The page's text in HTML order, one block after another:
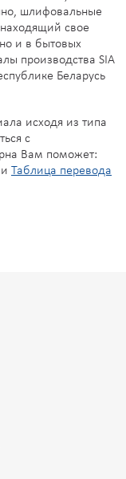
шлифовальные
свое
и в бытовых
производства SIA
Беларусь
исходя из типа
с
Вам поможет:
и Таблица перевода